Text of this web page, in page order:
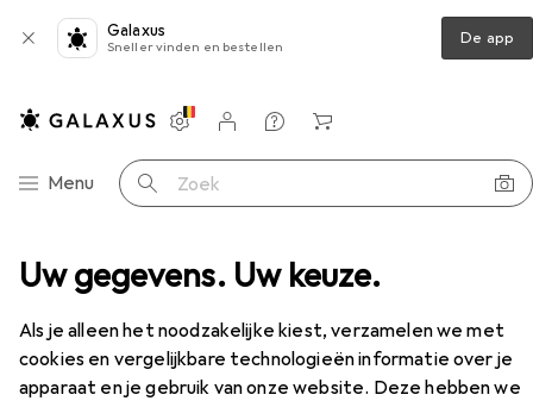
Uw gegevens. Uw keuze.
Als je alleen het noodzakelijke kiest, verzamelen we met
cookies en vergelijkbare technologieën informatie over je
apparaat en je gebruik van onze website. Deze hebben we
Galaxus
Sneller vinden en bestellen De app
Categorie navigatie
Menu Zoek op
Instellingen
Klantenaccount
Produktvergelijking
Verlanglijstje
Winkelmandje
Vivotek AM-220 Camera kegelbevestiging
EUR
109,–
VivotekAM-220 Camera
kegelbevestiging